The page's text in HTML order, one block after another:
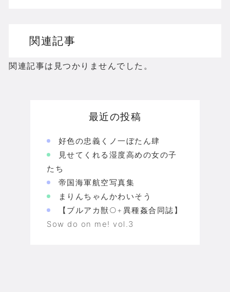
関連記事
関連記事は見つかりませんでした。
最近の投稿
好色の忠義くノ一ぼたん肆
見せてくれる湿度高めの女の子
たち
帝国海軍航空写真集
まりんちゃんかわいそう
【ブルアカ獣○+異種姦合同誌】
Sow do on me! vol.3